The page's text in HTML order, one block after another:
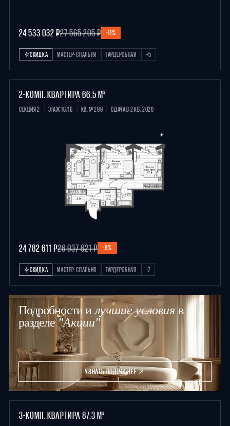
24 533 032 ₽27 565 205 ₽ -11%
СКИДКА МАСТЕР-СПАЛЬНЯ ГАРДЕРОБНАЯ +5
2-КОМН. КВАРТИРА 66.5 М²
СЕКЦИЯ 2 ЭТАЖ 16/16 КВ. №299 СДАЧА В 2 КВ. 2028
24 782 611 ₽26 937 621 ₽ -8%
СКИДКА МАСТЕР-СПАЛЬНЯ ГАРДЕРОБНАЯ +7
Подробности илучшие условия в
разделе"Акции"
УЗНАТЬ ПОДРОБНЕЕ
3-КОМН. КВАРТИРА 87.3 М²